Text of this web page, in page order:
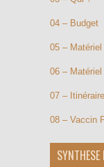
04 – Budget
05 –
06 –
07 – Itinéraire
08 – Vaccin